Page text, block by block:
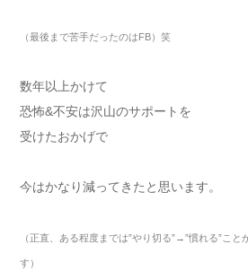
（最後まで苦手だったのはFB）笑
数年以上かけて
恐怖&不安は沢山のサポートを
受けたおかげで
今はかなり減ってきたと思います。
（正直、ある程度までは”やり切る”→”慣れる”こと
す）